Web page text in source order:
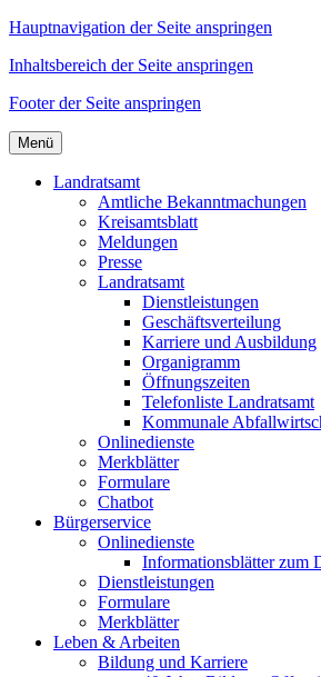
Hauptnavigation der Seite anspringen
Inhaltsbereich der Seite anspringen
Footer der Seite anspringen
Menü
Landratsamt
Amtliche Bekanntmachungen
Kreisamtsblatt
Meldungen
Presse
Landratsamt
Dienstleistungen
Geschäftsverteilung
Karriere und Ausbildung
Organigramm
Öffnungszeiten
Telefonliste Landratsamt
Kommunale
Onlinedienste
Merkblätter
Formulare
Chatbot
Bürgerservice
Onlinedienste
Informationsblätter zum
Dienstleistungen
Formulare
Merkblätter
Leben & Arbeiten
Bildung und Karriere